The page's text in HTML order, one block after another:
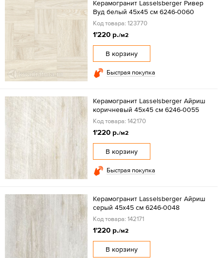
Керамогранит Lasselsberger Ривер
Вуд белый 45х45 см 6246-0060
Код товара: 123770
1'220 р./м2
В корзину
Быстрая покупка
Керамогранит Lasselsberger Айриш
коричневый 45х45 см 6246-0055
Код товара: 142170
1'220 р./м2
В корзину
Быстрая покупка
Керамогранит Lasselsberger Айриш
серый 45х45 см 6246-0048
Код товара: 142171
1'220 р./м2
В корзину